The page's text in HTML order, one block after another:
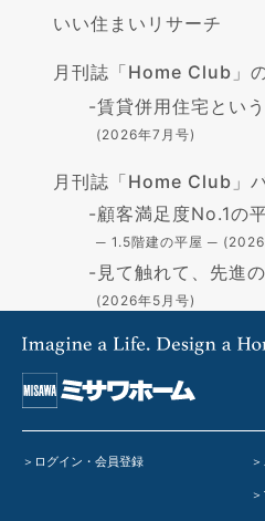
いい住まいリサーチ
月刊誌「Home Club」
-賃貸併用住宅とい
(2026年7月号)
月刊誌「Home Club」
-顧客満足度No.1の
─ 1.5階建の平屋 ─ (2026
- 見て触れて、先進
(2026年5月号)
高断熱の住まい -
(2026年4月号)
-住まいづくりの資金
ログイン・会員登録